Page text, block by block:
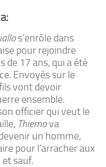
s’enrôle dans
pour rejoindre
de 17 ans, qui a été
Envoyés sur le
vont devoir
ensemble.
officier qui veut le
Thiernova
un homme,
pour l’arracher aux
sauf.